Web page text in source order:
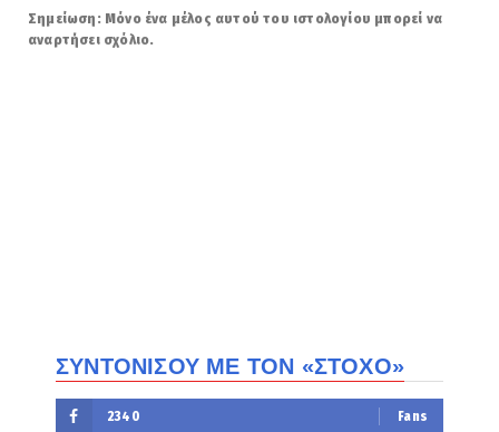
Σημείωση: Μόνο ένα μέλος αυτού του ιστολογίου μπορεί να
αναρτήσει σχόλιο.
ΣΥΝΤΟΝΙΣΟΥ ΜΕ ΤΟΝ «ΣΤΟΧΟ»
2340 Fans